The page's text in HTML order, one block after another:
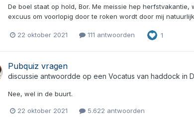
De boel staat op hold, Bor. Me meissie hep
excuus om voorlopig door te roken wordt door mij
22 oktober 2021 111 antwoorden 1
Pubquiz vragen
discussie antwoordde op een Vocatus van haddock in
Nee, wel in de buurt.
22 oktober 2021 5.622 antwoorden